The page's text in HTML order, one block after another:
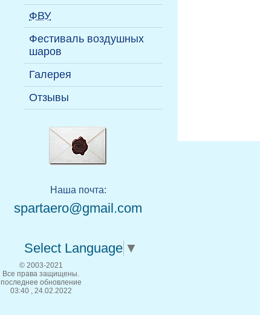
История
воздухоплавания
Воздухоплавательная
терминология
Декорации
Надувные аттракционы
Надувные павильоны
На тепловом аэростате
На газовом аэростате
На надувных фигурах
ФВУ
Информация
Руководство
Пилоты
Фестиваль воздушных
шаров
Галерея
Отзывы
Наша почта:
spartaero@gmail.com
Select Language ▼
© 2003-2021
Все права защищены.
последнее обновление
03:40 , 24.02.2022